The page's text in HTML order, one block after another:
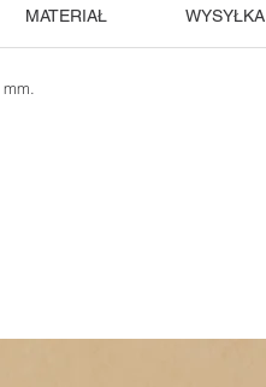
MATERIAŁ WYSYŁKA